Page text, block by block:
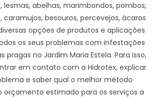
lesmas, abelhas, marimbondos, pombos,
caramujos, besouros, percevejos, ácaros
opções de produtos e aplicações
os seus problemas com infestações
pragas no Jardim Maria Estela. Para isso,
em contato com a Hidrotex, explicar
e saber qual o melhor método
orçamento estimado para os serviços a